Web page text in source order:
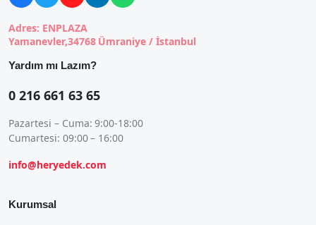
Adres: ENPLAZA
Yamanevler,34768 Ümraniye / İstanbul
Yardım mı Lazım?
0 216 661 63 65
Pazartesi – Cuma: 9:00-18:00
Cumartesi: 09:00 – 16:00
info@heryedek.com
Kurumsal